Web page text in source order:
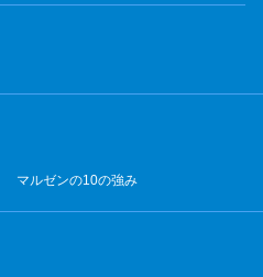
マルゼンの10の強み